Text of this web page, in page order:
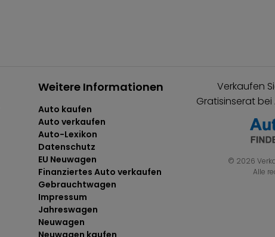
Weitere Informationen
Auto kaufen
Auto verkaufen
Auto-Lexikon
Datenschutz
EU Neuwagen
Finanziertes Auto verkaufen
Gebrauchtwagen
Impressum
Jahreswagen
Neuwagen
Neuwagen kaufen
Verkaufen
Gratisinserat
© 2026
Alle